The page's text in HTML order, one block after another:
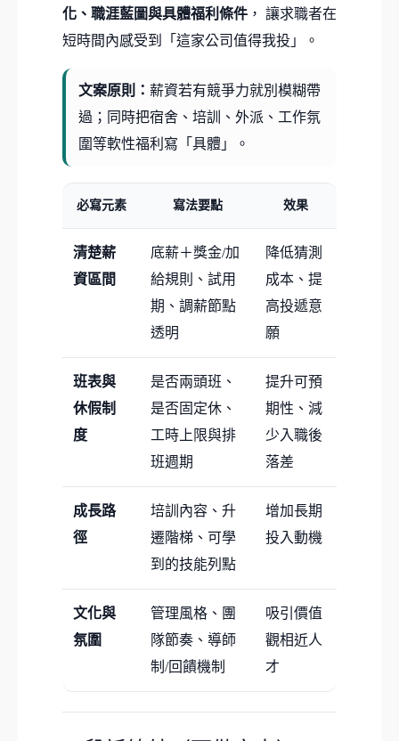
化、職涯藍圖與具體福利條件 ， 讓求職者在
短時間內感受到「這家公司值得我投」。
文案原則： 薪資若有競爭力就別模糊帶
過；同時把宿舍、培訓、外派、工作氛
圍等軟性福利寫「具體」。
必寫元素 寫法要點 效果
清楚薪
資區間
底薪＋獎金/加
給規則、試用
期、調薪節點
透明
降低猜測
成本、提
高投遞意
願
班表與
休假制
度
是否兩頭班、
是否固定休、
工時上限與排
班週期
提升可預
期性、減
少入職後
落差
成長路
徑
培訓內容、升
遷階梯、可學
到的技能列點
增加長期
投入動機
文化與
氛圍
管理風格、團
隊節奏、導師
制/回饋機制
吸引價值
觀相近人
才